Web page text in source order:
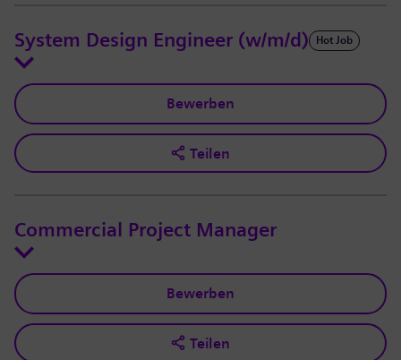
System Design Engineer (w/m/d) Hot Job
Bewerben
Teilen
Commercial Project Manager
Bewerben
Teilen